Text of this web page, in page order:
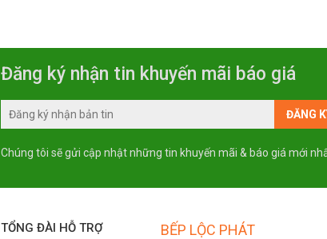
Đăng ký nhận tin khuyến mãi báo giá
Chúng tôi sẽ gửi cập nhật những tin khuyến mãi & báo giá mới
TỔNG ĐÀI HỖ TRỢ BẾP LỘC PHÁT